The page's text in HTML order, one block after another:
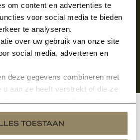
om content en advertenties te
voor social media te bieden
te analyseren.
over uw gebruik van onze site
social media, adverteren en
deze gegevens combineren met
u aan ze heeft verstrekt of die ze
TOESTAAN